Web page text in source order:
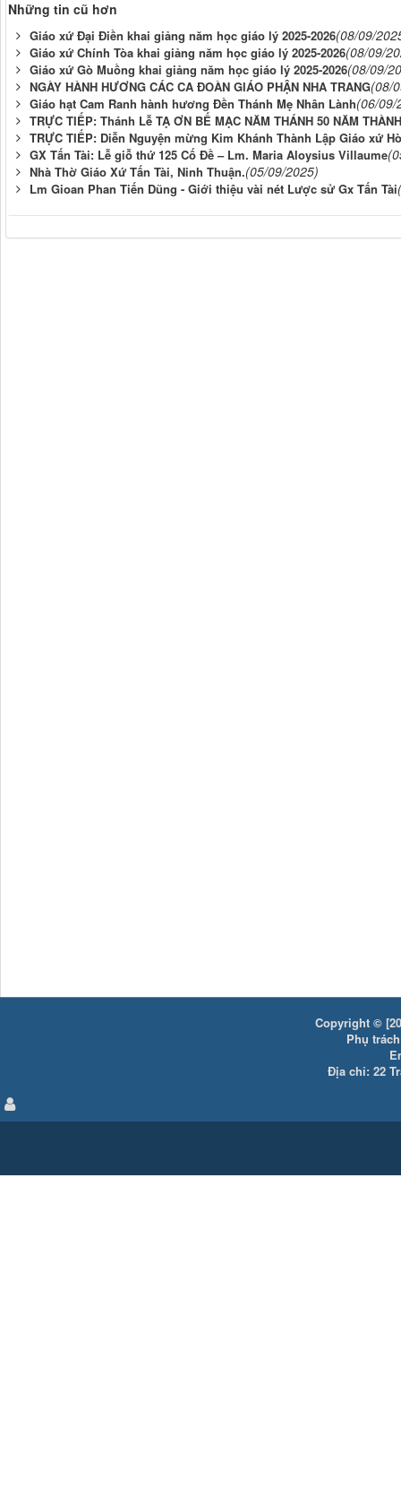
Những tin cũ hơn
Giáo xứ Đại Điền khai giảng năm học giáo lý 2025-2026(08/09/
Giáo xứ Chính Tòa khai giảng năm học giáo lý 2025-2026(08/09/
Giáo xứ Gò Muồng khai giảng năm học giáo lý 2025-2026(08/09/
NGÀY HÀNH HƯƠNG CÁC CA ĐOÀN GIÁO PHẬN NHA TRANG(08/
Giáo hạt Cam Ranh hành hương Đền Thánh Mẹ Nhân Lành(06/09/
TRỰC TIẾP: Thánh Lễ TẠ ƠN BẾ MẠC NĂM THÁNH 50 NĂM
TRỰC TIẾP: Diễn Nguyện mừng Kim Khánh Thành Lập Giáo xứ
GX Tấn Tài: Lễ giỗ thứ 125 Cố Đề – Lm. Maria Aloysius Villaume
Nhà Thờ Giáo Xứ Tấn Tài, Ninh Thuận.(05/09/2025)
Lm Gioan Phan Tiến Dũng - Giới thiệu vài nét Lược sử Gx Tấn Tài
Copyright ©
Phụ
Địa chỉ: 22